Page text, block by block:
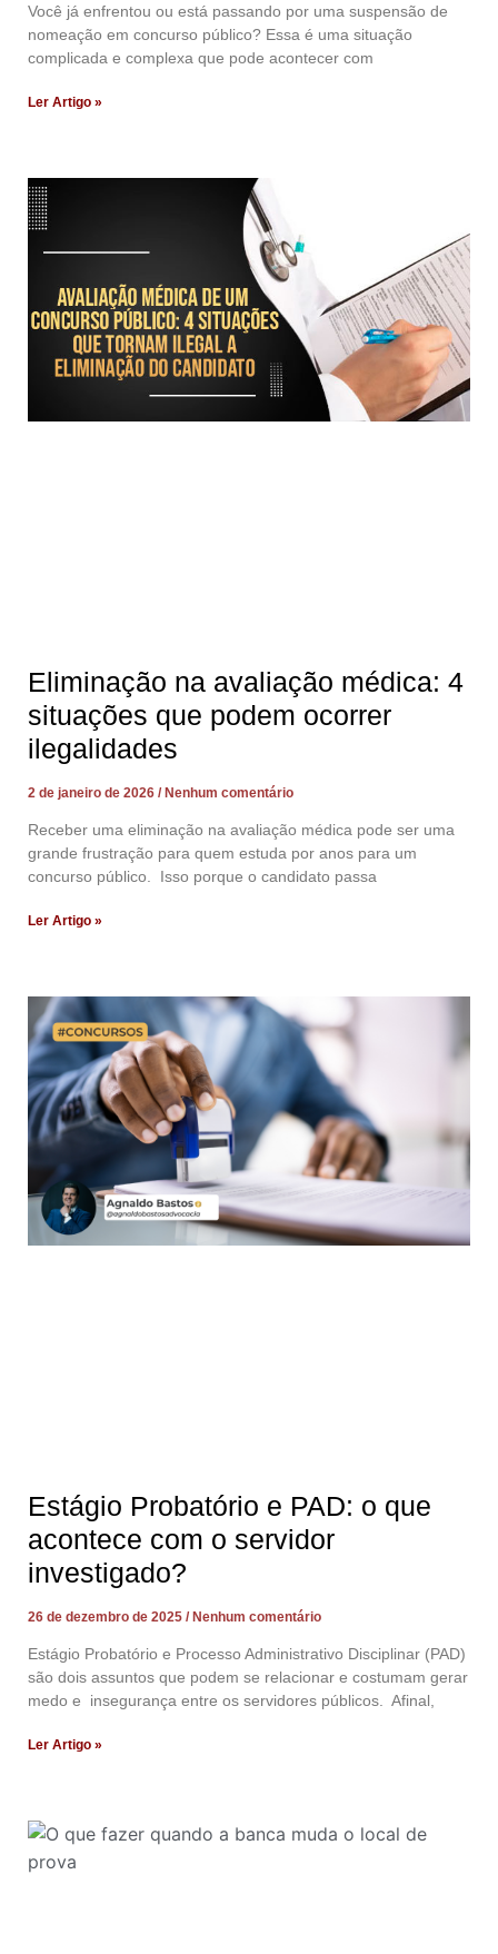
Você já enfrentou ou está passando por uma suspensão de
nomeação em concurso público? Essa é uma situação
complicada e complexa que pode acontecer com
Ler Artigo »
Eliminação na avaliação médica: 4
situações que podem ocorrer
ilegalidades
2 de janeiro de 2026 Nenhum comentário
Receber uma eliminação na avaliação médica pode ser uma
grande frustração para quem estuda por anos para um
concurso público. Isso porque o candidato passa
Ler Artigo »
Estágio Probatório e PAD: o que
acontece com o servidor
investigado?
26 de dezembro de 2025 Nenhum comentário
Estágio Probatório e Processo Administrativo Disciplinar (PAD)
são dois assuntos que podem se relacionar e costumam gerar
medo e insegurança entre os servidores públicos. Afinal,
Ler Artigo »